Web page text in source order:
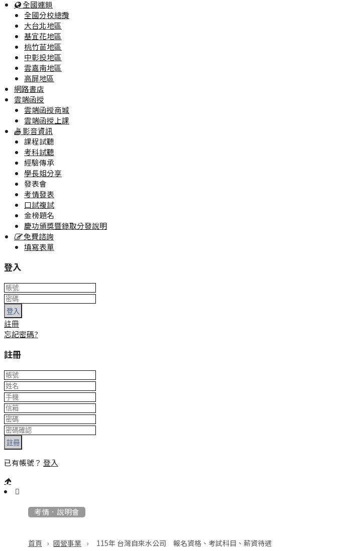
全國連鎖
全國分校總攬
大台北地區
基宜花地區
桃竹苗地區
中彰投地區
雲嘉南地區
高屏地區
網路書店
雲端函授
雲端函授商城
雲端函授上課
影音資訊
課程試聽
考科試聽
經驗傳承
學長姐分享
發表會
考情發表
口試複試
金榜題名
慶功頒獎暨錄取分發說明
免費諮詢
填寫表單
登入
登入
註冊
忘記密碼?
註冊
註冊
已有帳號？ 登入
::: 考情．說明會
首頁 › 國營事業 › 115年 台灣自來水公司 報名資格、考試科目、薪資待遇